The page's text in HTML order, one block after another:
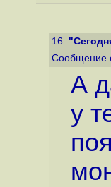
16.
Сообщение
А
у